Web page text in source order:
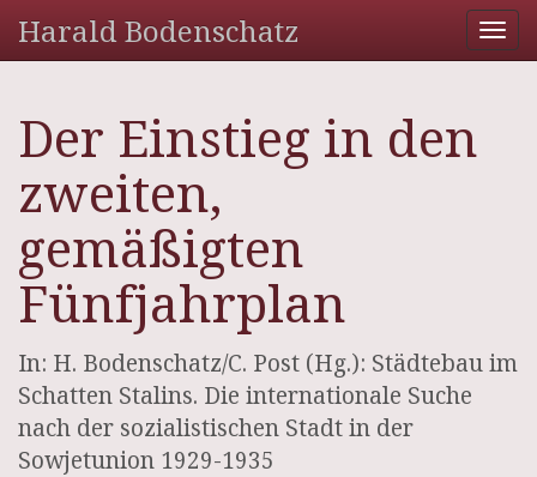
Harald Bodenschatz
Der Einstieg in den
zweiten,
gemäßigten
Fünfjahrplan
In: H. Bodenschatz/C. Post (Hg.): Städtebau im
Schatten Stalins. Die internationale Suche
nach der sozialistischen Stadt in der
Sowjetunion 1929-1935